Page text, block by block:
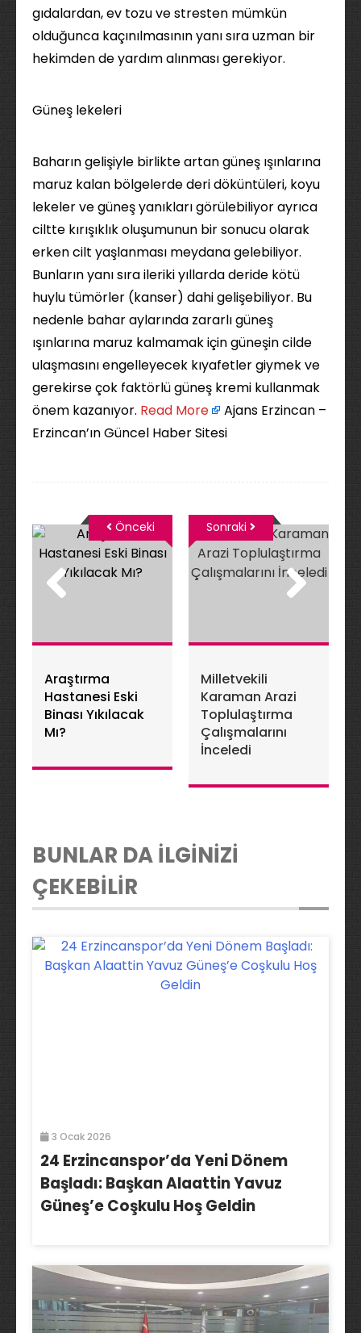
gıdalardan, ev tozu ve stresten mümkün
olduğunca kaçınılmasının yanı sıra uzman bir
hekimden de yardım alınması gerekiyor.
Güneş lekeleri
Baharın gelişiyle birlikte artan güneş ışınlarına
maruz kalan bölgelerde deri döküntüleri, koyu
lekeler ve güneş yanıkları görülebiliyor ayrıca
ciltte kırışıklık oluşumunun bir sonucu olarak
erken cilt yaşlanması meydana gelebiliyor.
Bunların yanı sıra ileriki yıllarda deride kötü
huylu tümörler (kanser) dahi gelişebiliyor. Bu
nedenle bahar aylarında zararlı güneş
ışınlarına maruz kalmamak için güneşin cilde
ulaşmasını engelleyecek kıyafetler giymek ve
gerekirse çok faktörlü güneş kremi kullanmak
önem kazanıyor. ​ Read More
Ajans Erzincan –
Erzincan’ın Güncel Haber Sitesi
Araştırma
Hastanesi Eski
Binası Yıkılacak
Mı?
Önceki
Milletvekili
Karaman Arazi
Toplulaştırma
Çalışmalarını
İnceledi
Sonraki
BUNLAR DA İLGİNİZİ
ÇEKEBİLİR
3 Ocak 2026
24 Erzincanspor’da Yeni Dönem
Başladı: Başkan Alaattin Yavuz
Güneş’e Coşkulu Hoş Geldin